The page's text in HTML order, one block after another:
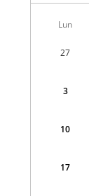
Calendario
Lun
27
3
10
17